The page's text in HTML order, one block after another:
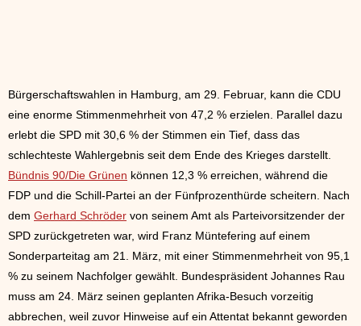
Bürgerschaftswahlen in Hamburg, am 29. Februar, kann die CDU
eine enorme Stimmenmehrheit von 47,2 % erzielen. Parallel dazu
erlebt die SPD mit 30,6 % der Stimmen ein Tief, dass das
schlechteste Wahlergebnis seit dem Ende des Krieges darstellt.
Bündnis 90/Die Grünen können 12,3 % erreichen, während die
FDP und die Schill-Partei an der Fünfprozenthürde scheitern. Nach
dem Gerhard Schröder von seinem Amt als Parteivorsitzender der
SPD zurückgetreten war, wird Franz Müntefering auf einem
Sonderparteitag am 21. März, mit einer Stimmenmehrheit von 95,1
% zu seinem Nachfolger gewählt. Bundespräsident Johannes Rau
muss am 24. März seinen geplanten Afrika-Besuch vorzeitig
abbrechen, weil zuvor Hinweise auf ein Attentat bekannt geworden